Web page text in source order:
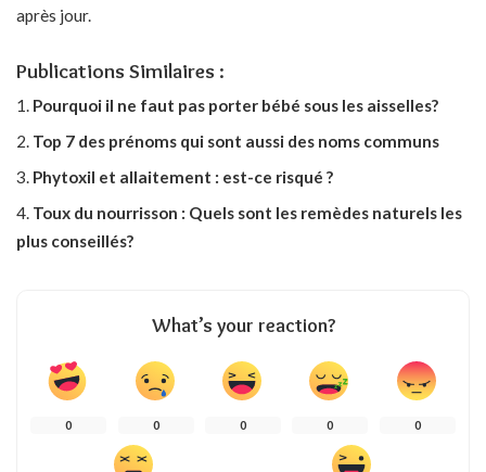
après jour.
Publications Similaires :
Pourquoi il ne faut pas porter bébé sous les aisselles?
Top 7 des prénoms qui sont aussi des noms communs
Phytoxil et allaitement : est-ce risqué ?
Toux du nourrisson : Quels sont les remèdes naturels les
plus conseillés?
What’s your reaction?
0 0 0 0 0